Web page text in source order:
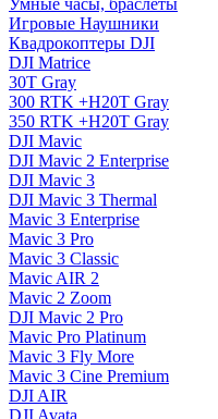
Умные часы, браслеты
Игровые Наушники
Квадрокоптеры DJI
DJI Matrice
30T Gray
300 RTK +H20T Gray
350 RTK +H20T Gray
DJI Mavic
DJI Mavic 2 Enterprise
DJI Mavic 3
DJI Mavic 3 Thermal
Mavic 3 Enterprise
Mavic 3 Pro
Mavic 3 Сlassic
Mavic AIR 2
Mavic 2 Zoom
DJI Mavic 2 Pro
Mavic Pro Platinum
Mavic 3 Fly More
Mavic 3 Cine Premium
DJI AIR
DJI Avata